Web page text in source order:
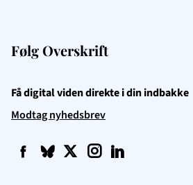
Følg Overskrift
Få digital viden direkte i din indbakke
Modtag nyhedsbrev
f q t i l